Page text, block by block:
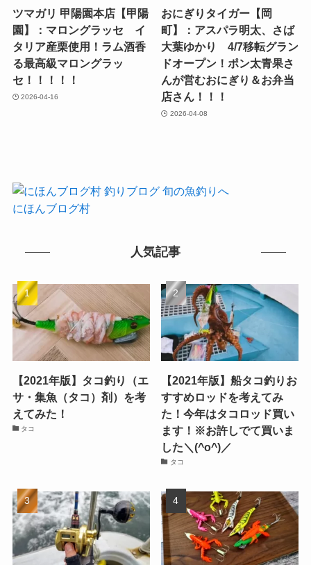
ツマガリ 甲陽園本店【甲陽
園】：マロングラッセ イ
タリア産栗使用！ラム酒香
る最高級マロングラッ
セ！！！！！
2026-04-16
おにぎりタイガー【岡
町】：アスパラ明太、さば
大葉ゆかり 4/7移転グラン
ドオープン！ポン太青果さ
んが営むおにぎり＆お弁当
店さん！！！
2026-04-08
にほんブログ村
人気記事
【2021年版】タコ釣り（エ
サ・集魚（タコ）剤）を考
えてみた！
タコ
【2021年版】船タコ釣りお
すすめロッドを考えてみ
た！今年はタコロッド買い
ます！※お許しでて買いま
した＼(^o^)／
タコ